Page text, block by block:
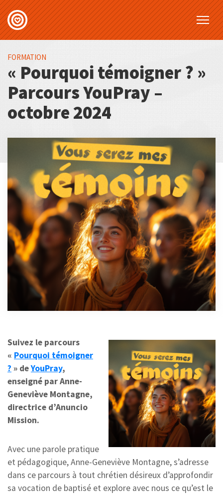
FORMATION
« Pourquoi témoigner ? »
Parcours YouPray –
octobre 2024
Suivez le parcours
« Pourquoi témoigner
? » deYouPray,
enseigné par Anne-
Geneviève Montagne,
directrice d’Anuncio
Mission.
Avec une parole pratique
et pédagogique, Anne-Geneviève Montagne, s’adresse
dans ce parcours à tout chrétien désireux d’approfondir
sa vocation de baptisé et explore avec nous ce qu’est le